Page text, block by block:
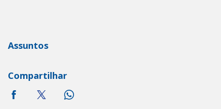
Assuntos
Compartilhar